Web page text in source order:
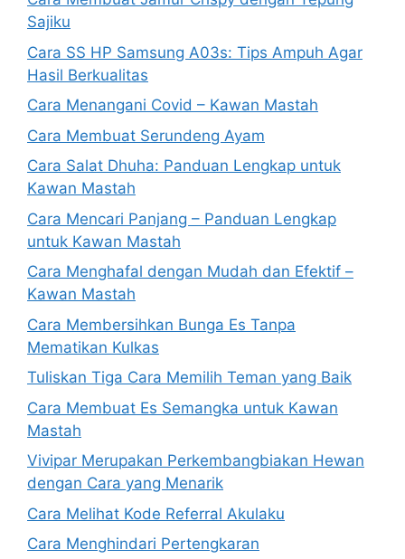
Sajiku
Cara SS HP Samsung A03s: Tips Ampuh Agar
Hasil Berkualitas
Cara Menangani Covid – Kawan Mastah
Cara Membuat Serundeng Ayam
Cara Salat Dhuha: Panduan Lengkap untuk
Kawan Mastah
Cara Mencari Panjang – Panduan Lengkap
untuk Kawan Mastah
Cara Menghafal dengan Mudah dan Efektif –
Kawan Mastah
Cara Membersihkan Bunga Es Tanpa
Mematikan Kulkas
Tuliskan Tiga Cara Memilih Teman yang Baik
Cara Membuat Es Semangka untuk Kawan
Mastah
Vivipar Merupakan Perkembangbiakan Hewan
dengan Cara yang Menarik
Cara Melihat Kode Referral Akulaku
Cara Menghindari Pertengkaran